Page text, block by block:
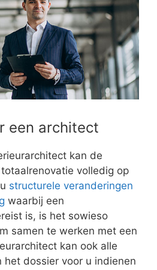
een architect
kan de
volledig op
structurele veranderingen
waarbij een
is, is het sowieso
samen te werken met een
kan ook alle
het dossier voor u indienen